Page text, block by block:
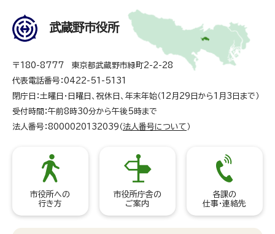
武蔵野市役所
〒180-8777 東京都武蔵野市緑町2-2-28
代表電話番号：0422-51-5131
閉庁日：土曜日・日曜日、祝休日、年末年始（12月29日から1月3日まで）
受付時間：午前8時30分から午後5時まで
法人番号：8000020132039（ 法人番号について ）
市役所への
行き方
市役所庁舎の
ご案内
各課の
仕事・連絡先